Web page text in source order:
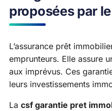
proposées par le
L’assurance prêt
emprunteurs. Elle assure
aux imprévus. Ces
leurs investissements
La csf garantie pret